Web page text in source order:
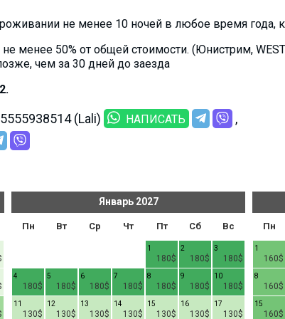
не менее 10 ночей в любое время года,
менее 50% от общей стоимости. (Юнистрим,
чем за 30 дней до заезда
(Lali) НАПИСАТЬ
Январь 2027
Пн Вт Ср Чт Пт Сб Вс
180$
1
180$
2
180$
3
180$
4
180$
5
180$
6
180$
7
180$
8
180$
9
180$
10
130$
11
130$
12
130$
13
130$
14
130$
15
130$
16
130$
17
Пн
160$
1
160$
8
160$
15